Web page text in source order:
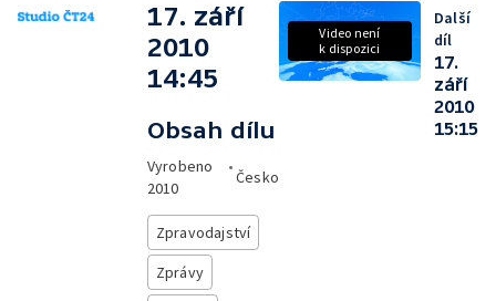
17. září
2010
14:45
Obsah dílu
Vyrobeno
2010
•
Česko
Zpravodajství
Zprávy
Video není
k dispozici
Další
díl
17.
září
2010
15:15